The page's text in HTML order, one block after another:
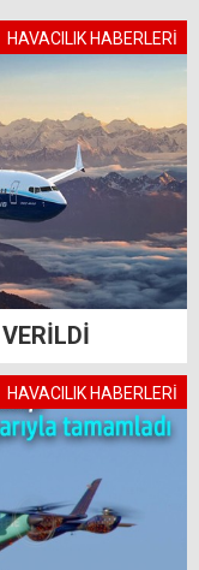
HAVACILIK HABERLERİ
HAVACILIK HABERLERİ